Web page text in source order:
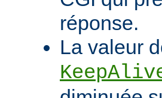
réponse.
La valeur